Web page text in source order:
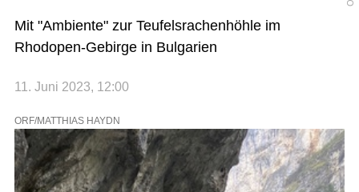
Mit "Ambiente" zur Teufelsrachenhöhle im
Rhodopen-Gebirge in Bulgarien
11. Juni 2023, 12:00
ORF/MATTHIAS HAYDN